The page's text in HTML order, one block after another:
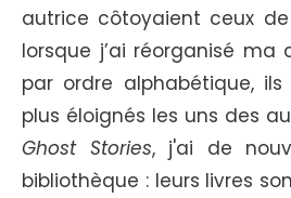
autrice côtoyaient ceux
lorsque j’ai réorganisé ma
par ordre alphabétique,
plus éloignés les uns des
Ghost Stories, j'ai de
bibliothèque : leurs livres